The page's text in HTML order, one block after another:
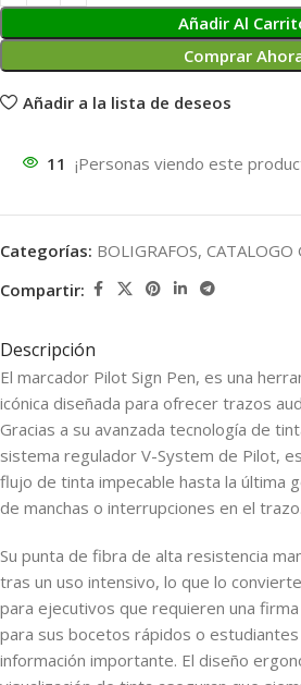
Añadir Al
Comprar
Añadir a la lista de deseos
11 ¡Personas viendo este
Categorías: BOLIGRAFOS, CATALOGO
Compartir:
Descripción
El marcador Pilot Sign Pen, es una
icónica diseñada para ofrecer trazos
Gracias a su avanzada tecnología de
sistema regulador V-System de Pilot,
flujo de tinta impecable hasta la última
de manchas o interrupciones en el trazo.
Su punta de fibra de alta resistencia
tras un uso intensivo, lo que lo
para ejecutivos que requieren una
para sus bocetos rápidos o
información importante. El diseño